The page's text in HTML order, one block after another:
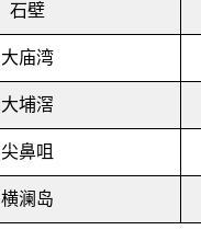
石壁
大庙湾
大埔滘
尖鼻咀
横澜岛